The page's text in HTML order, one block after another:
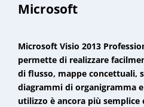
Microsoft
Microsoft Visio 2013
permette di realizzare
di flusso, mappe concettuali,
diagrammi di organigramma
utilizzo è ancora più